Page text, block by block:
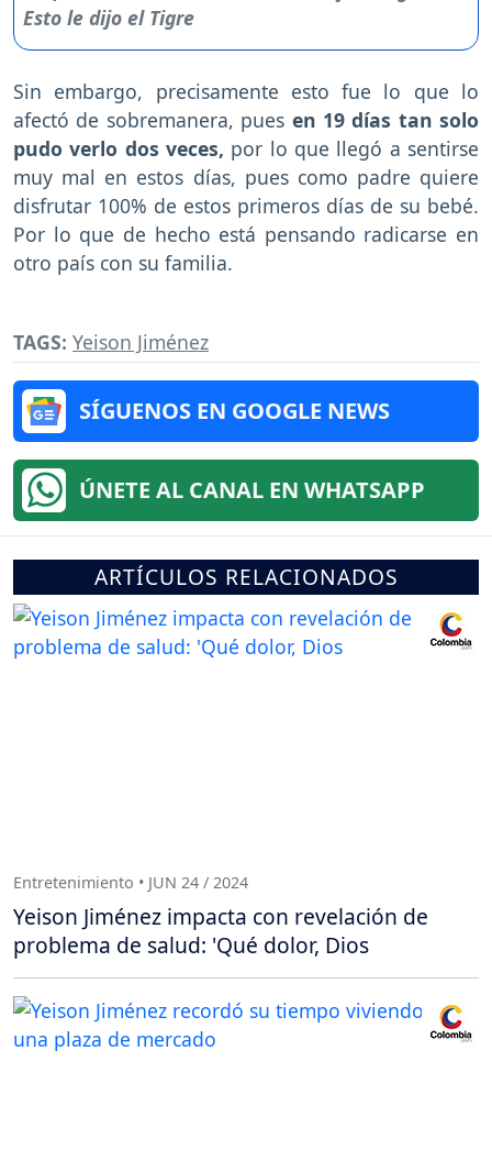
Sin embargo, precisamente esto fue lo que lo
afectó de sobremanera, pues en 19 días tan solo
pudo verlo dos veces, por lo que llegó a sentirse
muy mal en estos días, pues como padre quiere
disfrutar 100% de estos primeros días de su bebé.
Por lo que de hecho está pensando radicarse en
otro país con su familia.
TAGS: Yeison Jiménez
SÍGUENOS EN GOOGLE NEWS
ÚNETE AL CANAL EN WHATSAPP
ARTÍCULOS RELACIONADOS
Entretenimiento • JUN 24 / 2024
Yeison Jiménez impacta con revelación de
problema de salud: 'Qué dolor, Dios